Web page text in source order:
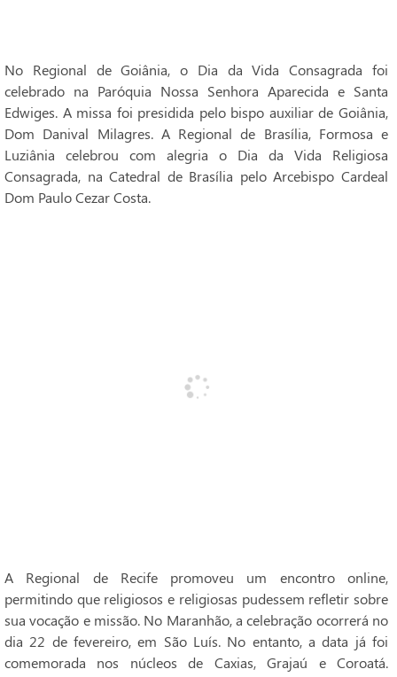
No Regional de Goiânia, o Dia da Vida Consagrada foi
celebrado na Paróquia Nossa Senhora Aparecida e Santa
Edwiges. A missa foi presidida pelo bispo auxiliar de Goiânia,
Dom Danival Milagres. A Regional de Brasília, Formosa e
Luziânia celebrou com alegria o Dia da Vida Religiosa
Consagrada, na Catedral de Brasília pelo Arcebispo Cardeal
Dom Paulo Cezar Costa.
A Regional de Recife promoveu um encontro online,
permitindo que religiosos e religiosas pudessem refletir sobre
sua vocação e missão. No Maranhão, a celebração ocorrerá no
dia 22 de fevereiro, em São Luís. No entanto, a data já foi
comemorada nos núcleos de Caxias, Grajaú e Coroatá.